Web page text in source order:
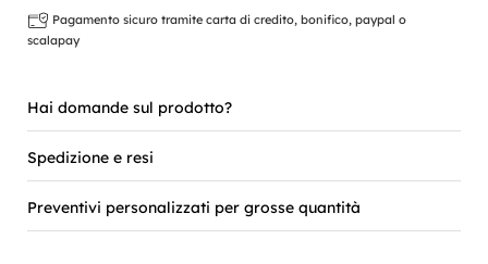
Pagamento sicuro tramite carta di credito, bonifico, paypal o
scalapay
Hai domande sul prodotto?
Spedizione e resi
Preventivi personalizzati per grosse quantità